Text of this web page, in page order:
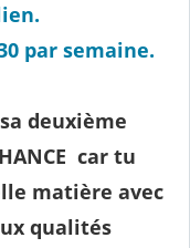
par semaine.
deuxième
car tu
matière avec
qualités